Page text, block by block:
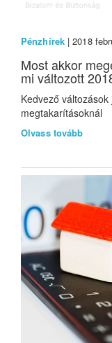
Pénzhírek| 2018
Most akkor
mi változott
Kedvező
megtakarításoknál
Olvass tovább